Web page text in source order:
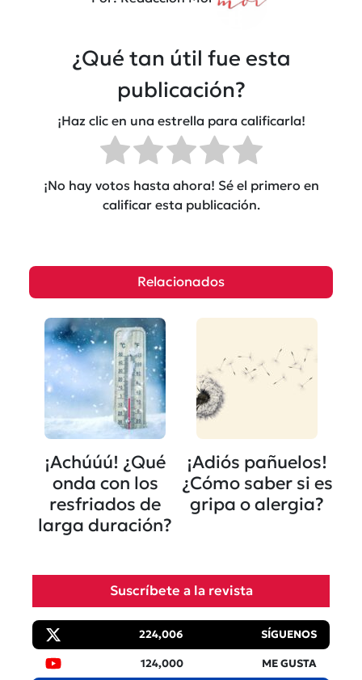
¿Qué tan útil fue esta
publicación?
¡Haz clic en una estrella para calificarla!
¡No hay votos hasta ahora! Sé el primero en
calificar esta publicación.
Relacionados
¡Achúúú! ¿Qué
onda con los
resfriados de
larga duración?
¡Adiós pañuelos!
¿Cómo saber si es
gripa o alergia?
Suscríbete a la revista
224,006 SÍGUENOS
124,000 ME GUSTA